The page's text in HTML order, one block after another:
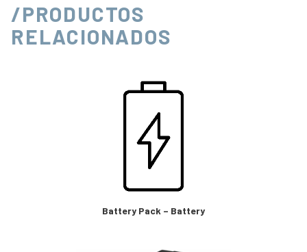
/PRODUCTOS
RELACIONADOS
Battery Pack – Battery